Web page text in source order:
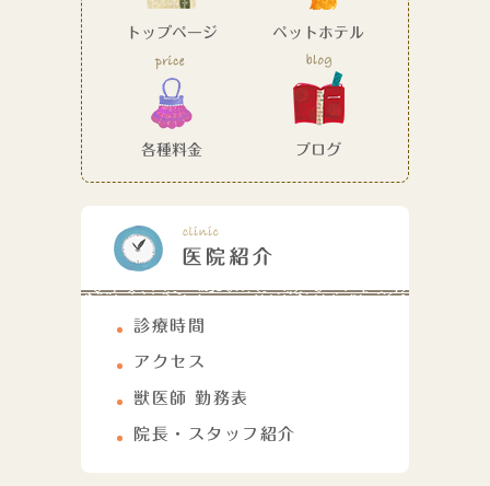
トップページ ペットホテル
各種料金 ブログ
診療時間
アクセス
獣医師 勤務表
院長・スタッフ紹介